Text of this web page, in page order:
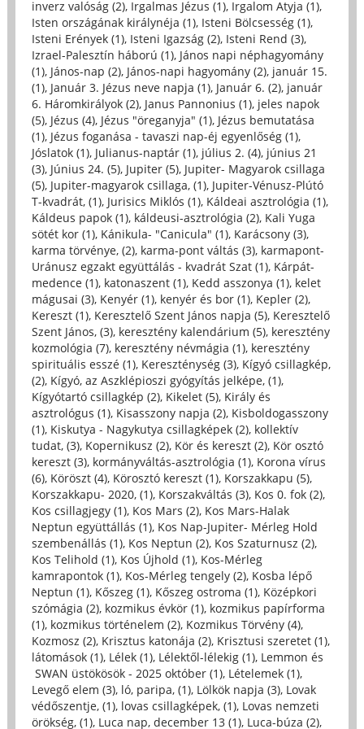
inverz valóság (2), Irgalmas Jézus (1), Irgalom Atyja (1),
Isten országának királynéja (1), Isteni Bölcsesség (1),
Isteni Erények (1), Isteni Igazság (2), Isteni Rend (3),
Izrael-Palesztín háború (1), János napi néphagyomány
(1), János-nap (2), János-napi hagyomány (2), január 15.
(1), Január 3. Jézus neve napja (1), Január 6. (2), január
6. Háromkirályok (2), Janus Pannonius (1), jeles napok
(5), Jézus (4), Jézus "öreganyja" (1), Jézus bemutatása
(1), Jézus foganása - tavaszi nap-éj egyenlőség (1),
Jóslatok (1), Julianus-naptár (1), július 2. (4), június 21
(3), Június 24. (5), Jupiter (5), Jupiter- Magyarok csillaga
(5), Jupiter-magyarok csillaga, (1), Jupiter-Vénusz-Plútó
T-kvadrát, (1), Jurisics Miklós (1), Káldeai asztrológia (1),
Káldeus papok (1), káldeusi-asztrológia (2), Kali Yuga
sötét kor (1), Kánikula- "Canicula" (1), Karácsony (3),
karma törvénye, (2), karma-pont váltás (3), karmapont-
Uránusz egzakt együttálás - kvadrát Szat (1), Kárpát-
medence (1), katonaszent (1), Kedd asszonya (1), kelet
mágusai (3), Kenyér (1), kenyér és bor (1), Kepler (2),
Kereszt (1), Keresztelő Szent János napja (5), Keresztelő
Szent János, (3), keresztény kalendárium (5), keresztény
kozmológia (7), keresztény névmágia (1), keresztény
spirituális esszé (1), Kereszténység (3), Kígyó csillagkép,
(2), Kígyó, az Aszklépioszi gyógyítás jelképe, (1),
Kígyótartó csillagkép (2), Kikelet (5), Király és
asztrológus (1), Kisasszony napja (2), Kisboldogasszony
(1), Kiskutya - Nagykutya csillagképek (2), kollektív
tudat, (3), Kopernikusz (2), Kör és kereszt (2), Kör osztó
kereszt (3), kormányváltás-asztrológia (1), Korona vírus
(6), Köröszt (4), Körosztó kereszt (1), Korszakkapu (5),
Korszakkapu- 2020, (1), Korszakváltás (3), Kos 0. fok (2),
Kos csillagjegy (1), Kos Mars (2), Kos Mars-Halak
Neptun együttállás (1), Kos Nap-Jupiter- Mérleg Hold
szembenállás (1), Kos Neptun (2), Kos Szaturnusz (2),
Kos Telihold (1), Kos Újhold (1), Kos-Mérleg
kamrapontok (1), Kos-Mérleg tengely (2), Kosba lépő
Neptun (1), Kőszeg (1), Kőszeg ostroma (1), Középkori
szómágia (2), kozmikus évkör (1), kozmikus papírforma
(1), kozmikus történelem (2), Kozmikus Törvény (4),
Kozmosz (2), Krisztus katonája (2), Krisztusi szeretet (1),
látomások (1), Lélek (1), Lélektől-lélekig (1), Lemmon és
SWAN üstökösök - 2025 október (1), Lételemek (1),
Levegő elem (3), ló, paripa, (1), Lölkök napja (3), Lovak
védőszentje, (1), lovas csillagképek, (1), Lovas nemzeti
örökség, (1), Luca nap, december 13 (1), Luca-búza (2),